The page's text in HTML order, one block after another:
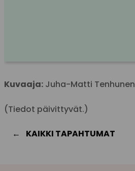
Kuvaaja: Juha-Matti Tenhunen
(Tiedot päivittyvät.)
KAIKKI TAPAHTUMAT